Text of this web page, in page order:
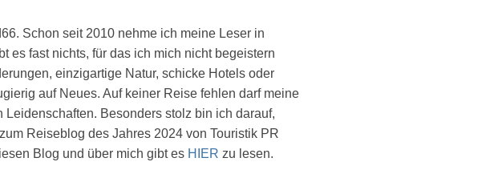
Schon seit 2010 nehme ich meine Leser in
es fast nichts, für das ich mich nicht begeistern
einzigartige Natur, schicke Hotels oder
auf Neues. Auf keiner Reise fehlen darf meine
Besonders stolz bin ich darauf,
Reiseblog des Jahres 2024 von Touristik PR
Blog und über mich gibt es HIER zu lesen.